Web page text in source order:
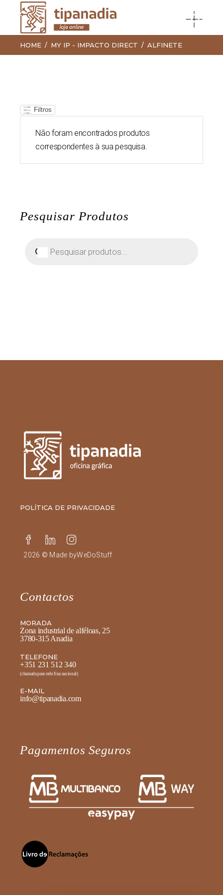
HOME MY IP - IMPACTO DIRECT ALFINETE
Filtros
Não foram encontrados produtos
correspondentes à sua pesquisa.
Pesquisar Produtos
produtos
POLÍTICA DE PRIVACIDADE
2026 © Made byWeDoStuff
Contactos
MORADA
Zona industrial de alféloas, 25
3780-315 Anadia
TELEFONE
+351 231 512 340
(chamada para rede fixa nacional)
E-MAIL
info@tipanadia.com
Pagamentos Seguros